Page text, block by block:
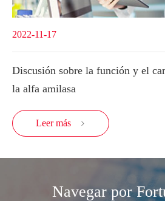
2022-11-17
Discusión sobre la función y el
la alfa amilasa
Leer más 
Navegar por